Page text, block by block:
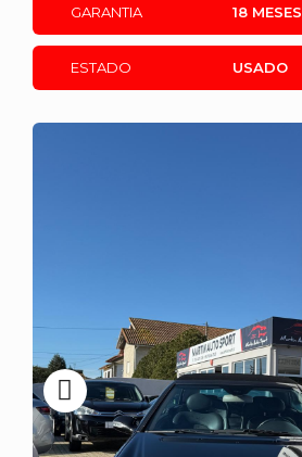
GARANTIA 18 MESES
ESTADO USADO